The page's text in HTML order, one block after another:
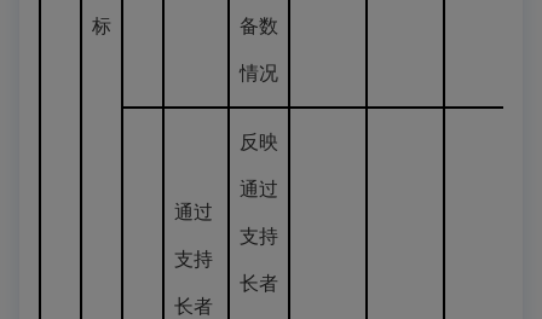
标 备数
情况
通过
支持
长者
反映
通过
支持
长者